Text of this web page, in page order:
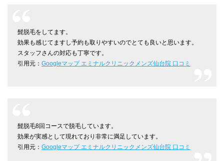
髭脱毛をしてます。
効果も感じてますし予約も取りやすいのでとても良いと思います。
スタッフさんの対応も丁寧です。
引用元： Googleマップ エミナルクリニックメンズ仙台院 口コミ
髭脱毛8回コースで脱毛しています。
効果が実感として現れており非常に満足しています。
引用元： Googleマップ エミナルクリニックメンズ仙台院 口コミ